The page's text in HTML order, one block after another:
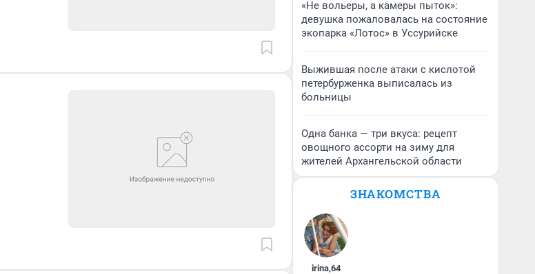
«Не вольеры, а камеры пыток»:
девушка пожаловалась на состояние
экопарка «Лотос» в Уссурийске
Выжившая после атаки с кислотой
петербурженка выписалась из
больницы
Одна банка — три вкуса: рецепт
овощного ассорти на зиму для
жителей Архангельской области
ЗНАКОМСТВА
irina,64